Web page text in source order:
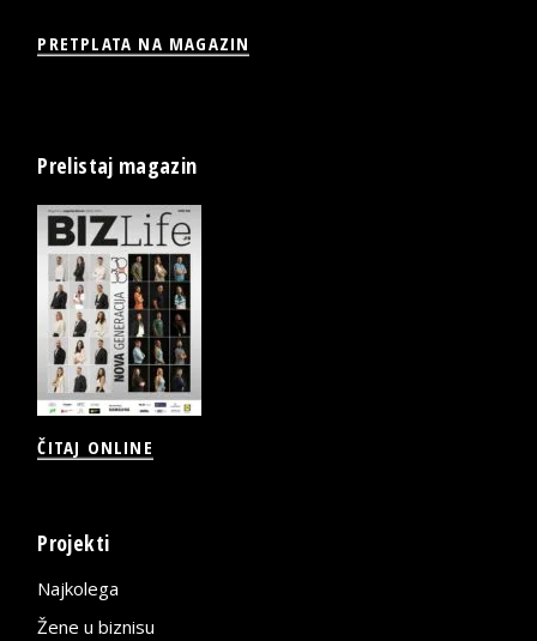
PRETPLATA NA MAGAZIN
Prelistaj magazin
ČITAJ ONLINE
Projekti
Najkolega
Žene u biznisu